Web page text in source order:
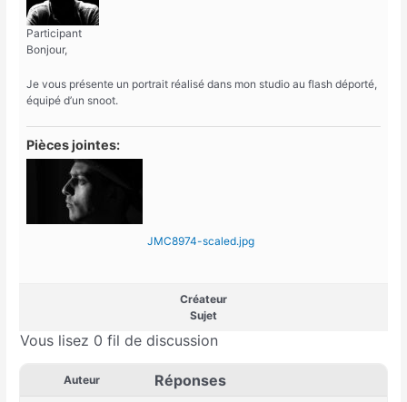
Participant
Bonjour,
Je vous présente un portrait réalisé dans mon studio au flash déporté,
équipé d’un snoot.
Pièces jointes:
JMC8974-scaled.jpg
Créateur
Sujet
Vous lisez 0 fil de discussion
Auteur
Réponses